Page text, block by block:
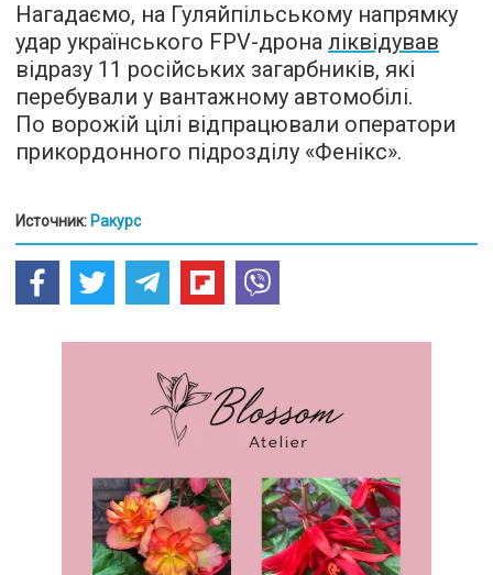
Нагадаємо, на Гуляйпільському напрямку
удар українського FPV-дрона ліквідував
відразу 11 російських загарбників, які
перебували у вантажному автомобілі.
По ворожій цілі відпрацювали оператори
прикордонного підрозділу «Фенікс».
Источник: Ракурс